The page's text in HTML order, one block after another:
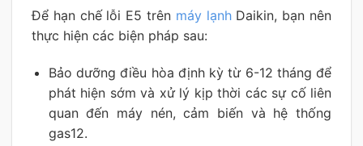
Để hạn chế lỗi E5 trên máy lạnhDaikin, bạn nên
thực hiện các biện pháp sau:
Bảo dưỡng điều hòa định kỳ từ 6-12 tháng để
phát hiện sớm và xử lý kịp thời các sự cố liên
quan đến máy nén, cảm biến và hệ thống
gas12.